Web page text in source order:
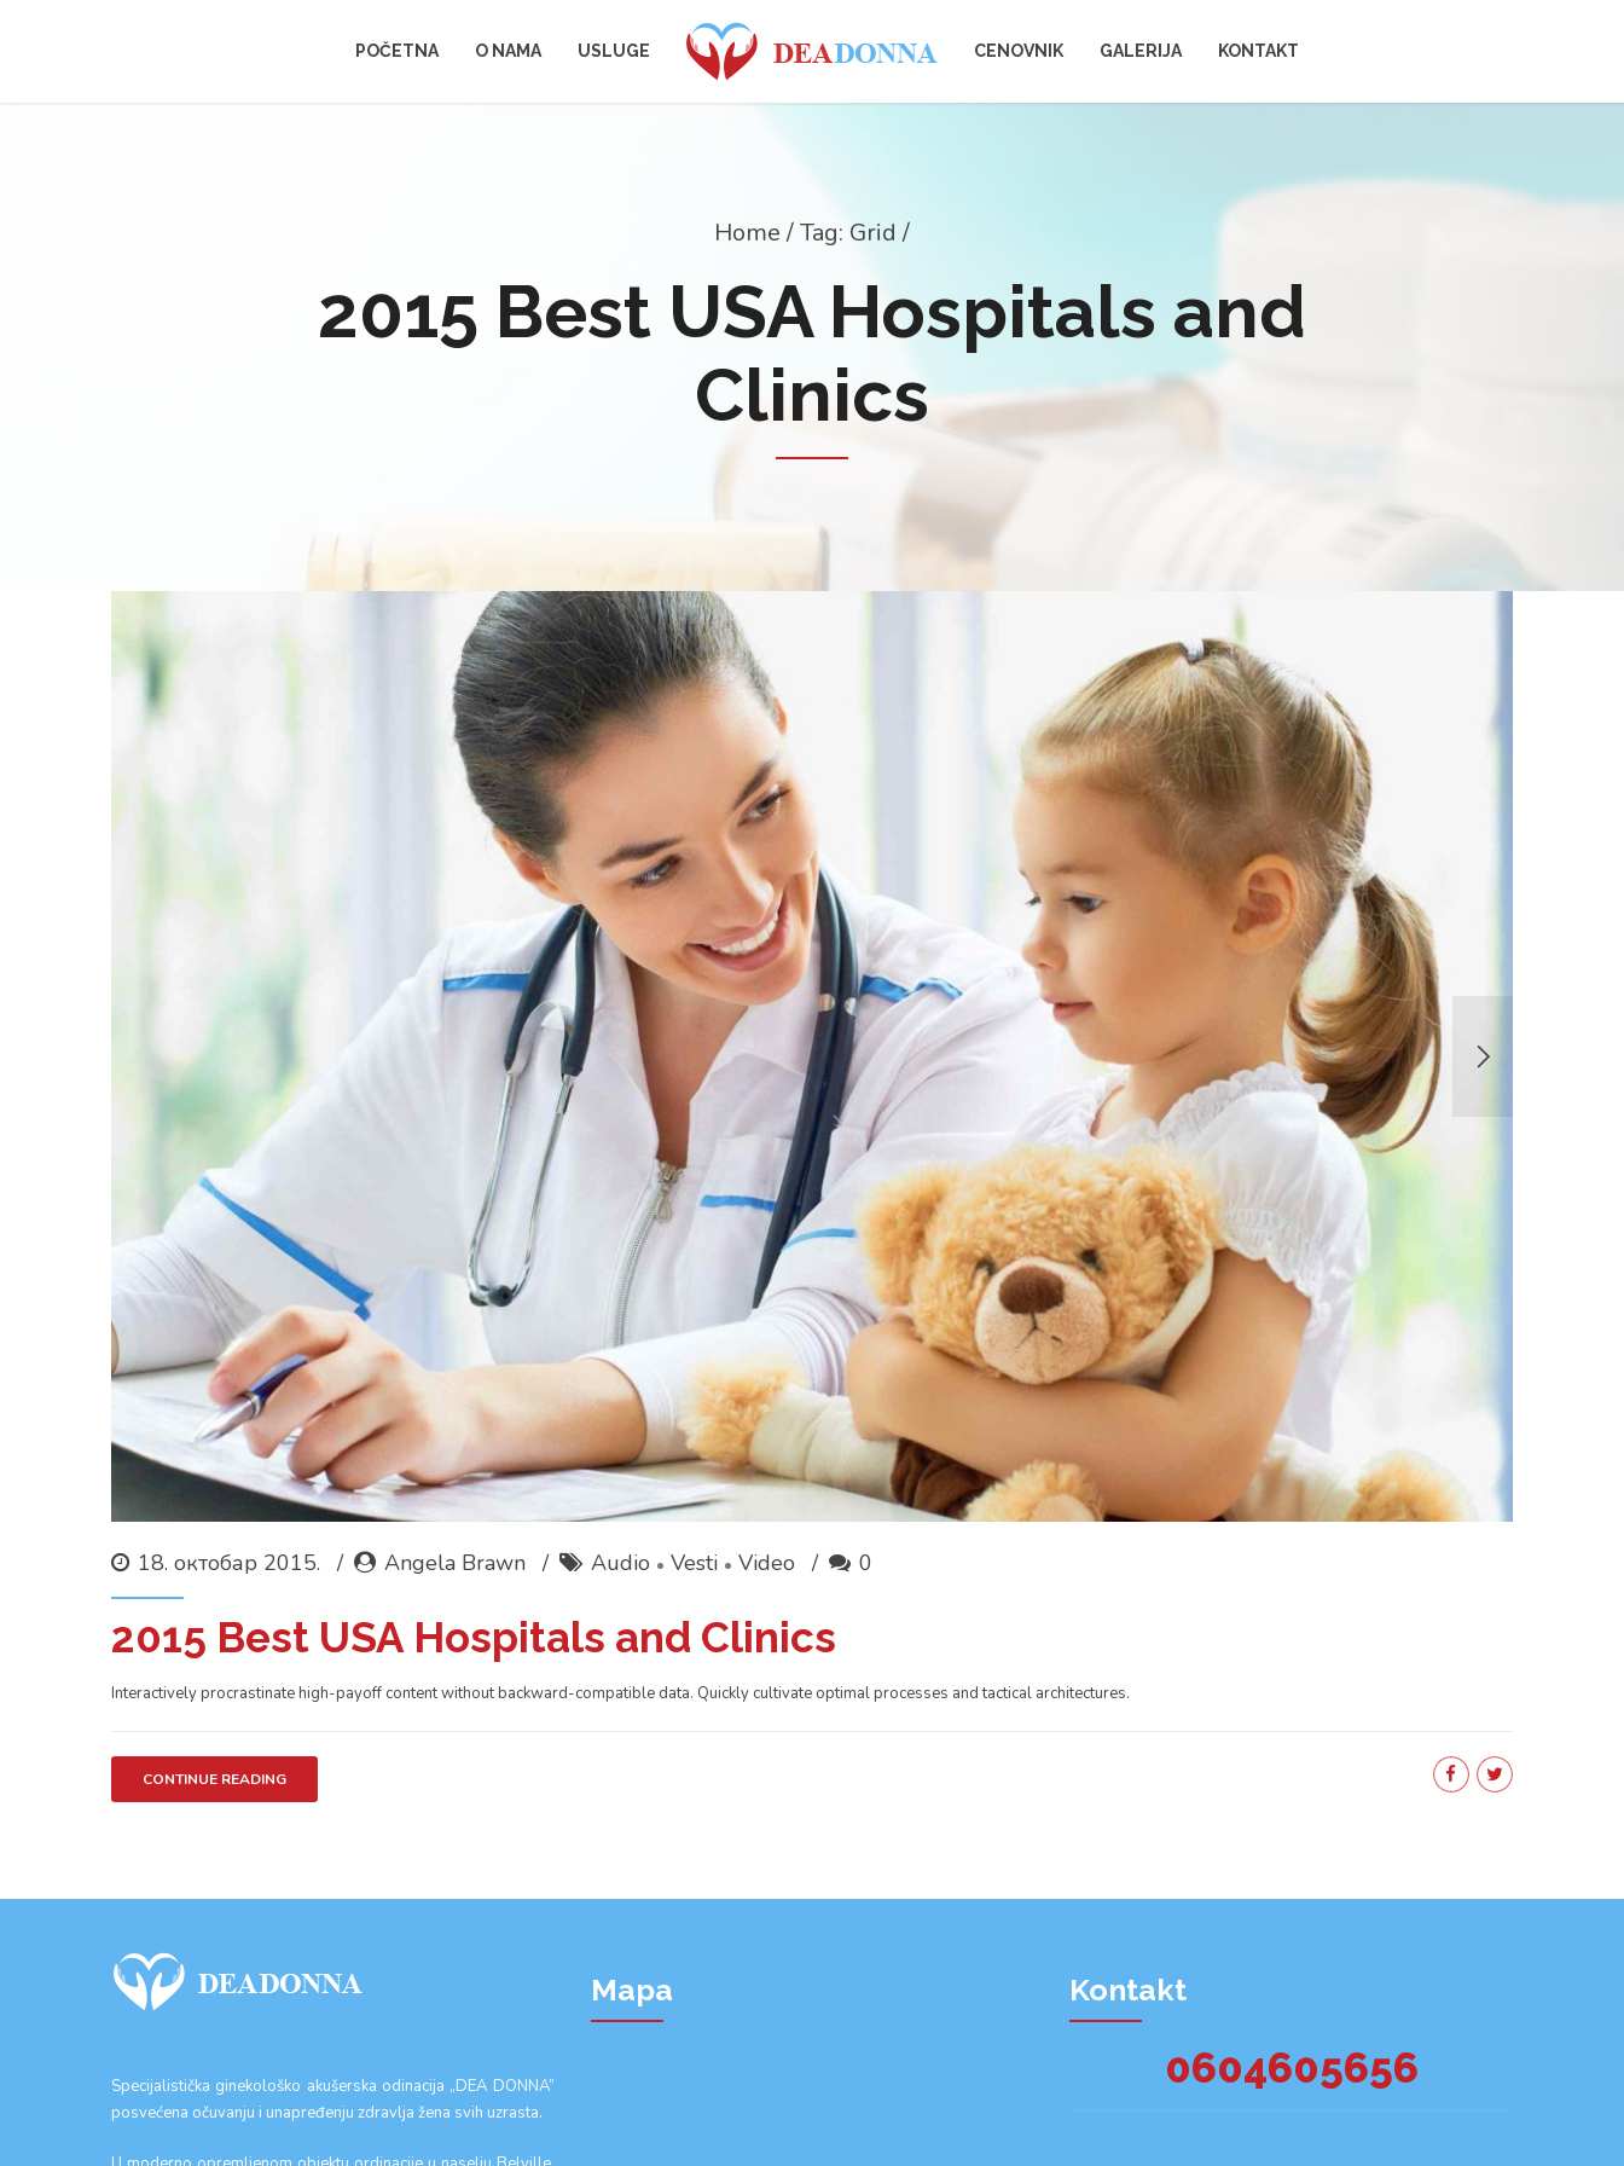
POČETNA O NAMA USLUGE CENOVNIK GALERIJA KONTAKT
Home Tag: Grid /
2015 Best USA Hospitals and
Clinics
18. октобар 2015. Angela Brawn Audio Vesti Video 0
2015 Best USA Hospitals and Clinics
Interactively procrastinate high-payoff content without backward-compatible data. Quickly cultivate optimal processes and tactical architectures.
CONTINUE READING
Specijalistička ginekološko akušerska odinacija „DEA DONNA”
posvećena očuvanju i unapređenju zdravlja žena svih uzrasta.
Mapa Kontakt
0604605656